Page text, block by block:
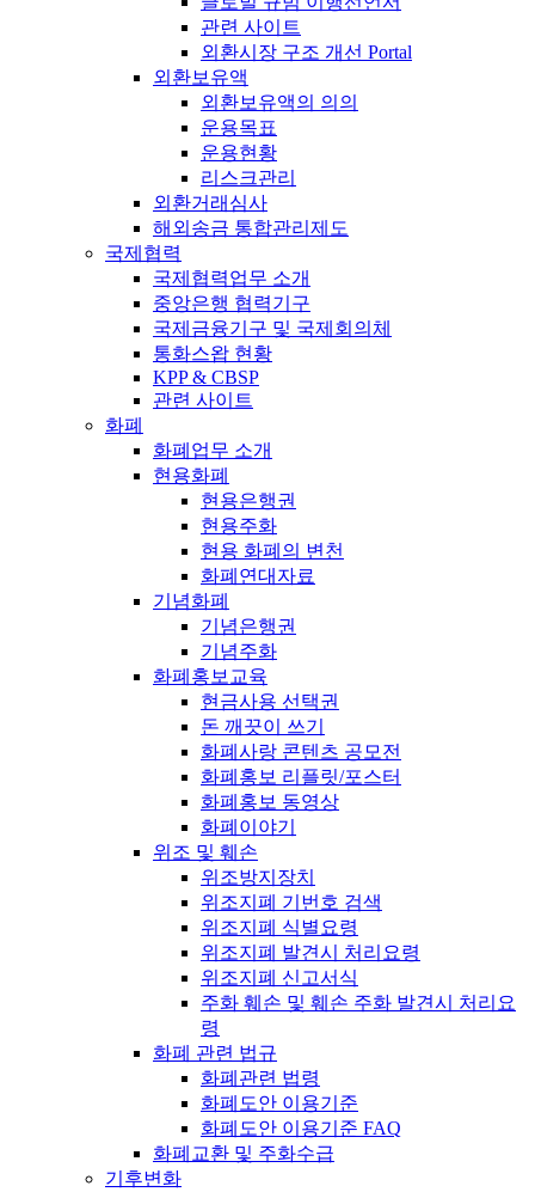
관련 사이트
외환시장 구조 개선 Portal
외환보유액
외환보유액의 의의
운용목표
운용현황
리스크관리
외환거래심사
해외송금 통합관리제도
국제협력
국제협력업무 소개
중앙은행 협력기구
국제금융기구 및 국제회의체
통화스왑 현황
KPP & CBSP
관련 사이트
화폐
화폐업무 소개
현용화폐
현용은행권
현용주화
현용 화폐의 변천
화폐연대자료
기념화폐
기념은행권
기념주화
화폐홍보교육
현금사용 선택권
돈 깨끗이 쓰기
화폐사랑 콘텐츠 공모전
화폐홍보 리플릿/포스터
화폐홍보 동영상
화폐이야기
위조 및 훼손
위조방지장치
위조지폐 기번호 검색
위조지폐 식별요령
위조지폐 발견시 처리요령
위조지폐 신고서식
주화 훼손 및 훼손 주화 발견시 처리요
령
화폐 관련 법규
화폐관련 법령
화폐도안 이용기준
화폐도안 이용기준 FAQ
화폐교환 및 주화수급
기후변화